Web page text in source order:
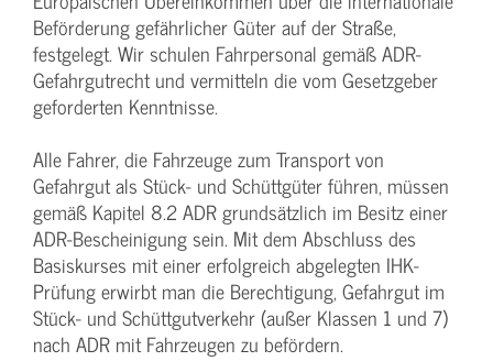
Beförderung gefährlicher Güter auf der Straße,
festgelegt. Wir schulen Fahrpersonal gemäß ADR-
Gefahrgutrecht und vermitteln die vom Gesetzgeber
geforderten Kenntnisse.
Alle Fahrer, die Fahrzeuge zum Transport von
Gefahrgut als Stück- und Schüttgüter führen, müssen
gemäß Kapitel 8.2 ADR grundsätzlich im Besitz einer
ADR-Bescheinigung sein. Mit dem Abschluss des
Basiskurses mit einer erfolgreich abgelegten IHK-
Prüfung erwirbt man die Berechtigung, Gefahrgut im
Stück- und Schüttgutverkehr (außer Klassen 1 und 7)
nach ADR mit Fahrzeugen zu befördern.